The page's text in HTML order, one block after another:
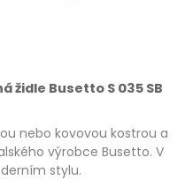
židle Busetto S 035 SB
nebo kovovou kostrou a
výrobce Busetto. V
stylu.